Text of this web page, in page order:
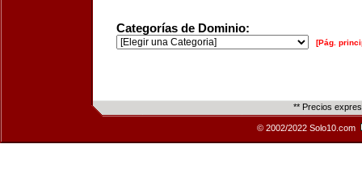
Categorías de Dominio:
[Pág.
** Precios
© 2002/2022 Solo10.com